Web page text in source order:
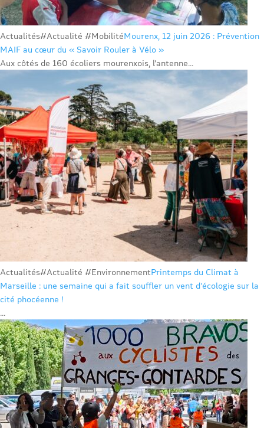
Actualités#Actualité #MobilitéMourenx, 12 juin 2026 : Prévention
MAIF au cœur du « Savoir Rouler à Vélo »
Aux côtés de 160 écoliers mourenxois, l’antenne...
Actualités#Actualité #EnvironnementPrintemps du Climat à
Marseille : une semaine qui a fait souffler un vent d’écologie sur la
cité phocéenne !
...